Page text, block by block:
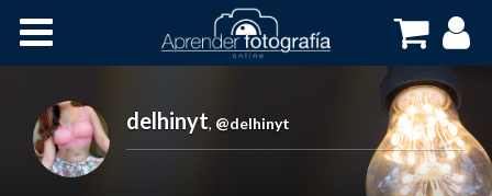
Cursos OnLine
delhinyt, @delhinyt